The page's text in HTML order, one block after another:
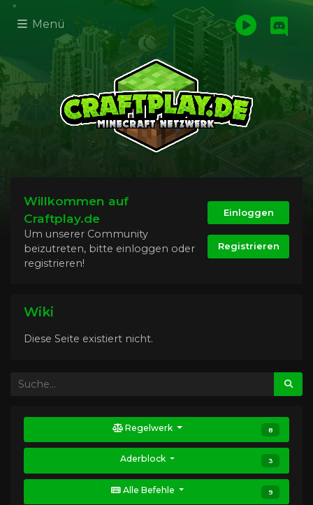
Menü
Willkommen auf
Craftplay.de
Um unserer Community
beizutreten, bitte einloggen oder
registrieren!
Einloggen
Registrieren
Wiki
Diese Seite existiert nicht.
Regelwerk 8
Aderblock 3
Alle Befehle 9